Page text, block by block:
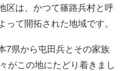
区は、かつて篠路兵村と呼
て開拓された地域です。
7県から屯田兵とその家族
がこの地にたどり着きまし